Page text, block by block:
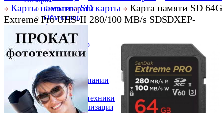
Фотоаппараты
Объективы
Фильтры
Новости
Фото и видео
Гаджеты
Слухи
Новости компании
Услуги
Прокат фототехники
Выкуп и реализация
Карты памяти
SD карты
Карта памяти SD
Extreme Pro UHS-II 280/100 MB/s SDSDXEP-